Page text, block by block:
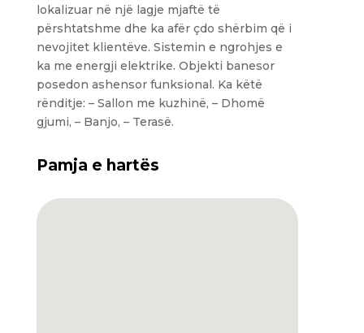
lokalizuar në një lagje mjaftë të
përshtatshme dhe ka afër çdo shërbim që i
nevojitet klientëve. Sistemin e ngrohjes e
ka me energji elektrike. Objekti banesor
posedon ashensor funksional. Ka këtë
rënditje: – Sallon me kuzhinë, – Dhomë
gjumi, – Banjo, – Terasë.
Pamja e hartës